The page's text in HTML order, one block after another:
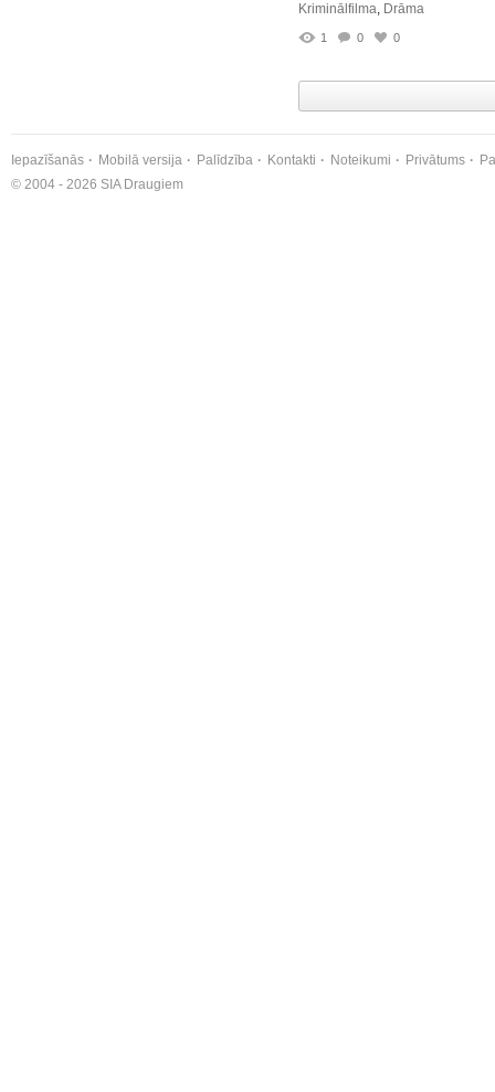
Kriminālfilma, Drāma
1 0 0
Iepazīšanās Mobilā versija Palīdzība Kontakti Noteikumi Privātums
© 2004 - 2026 SIA Draugiem